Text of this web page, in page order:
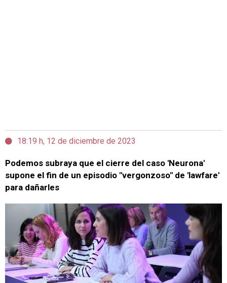
18:19 h, 12 de diciembre de 2023
Podemos subraya que el cierre del caso 'Neurona'
supone el fin de un episodio "vergonzoso" de 'lawfare'
para dañarles